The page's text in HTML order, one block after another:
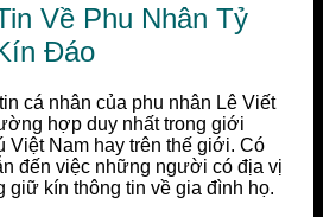
Về Phu Nhân Tỷ
Đáo
cá nhân của phu nhân Lê Viết
hợp duy nhất trong giới
Việt Nam hay trên thế giới. Có
đến việc những người có địa vị
giữ kín thông tin về gia đình họ.